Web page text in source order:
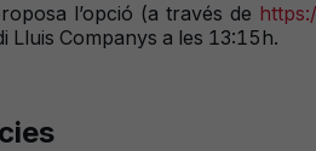
l’opció (a través de
Lluis Companys a les 13:15h.